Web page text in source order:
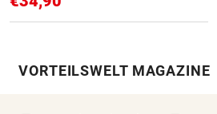
VORTEILSWELT MAGAZINE